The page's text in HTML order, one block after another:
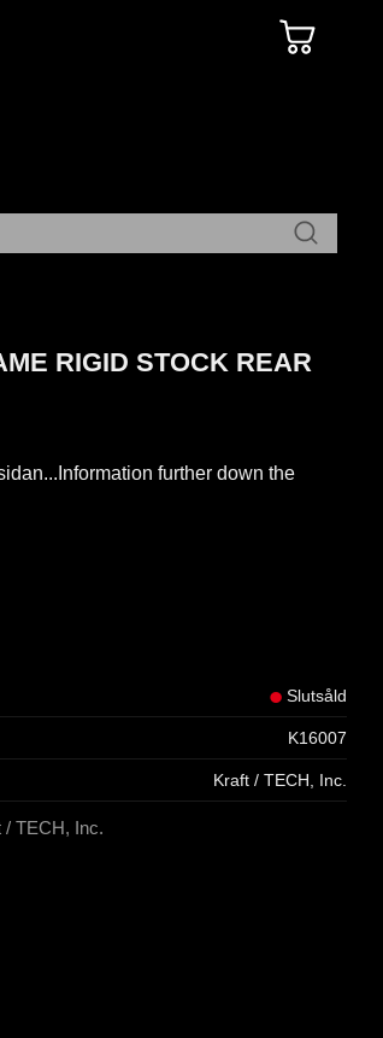
RIGID STOCK REAR
further down the
Slutsåld
K16007
Kraft / TECH, Inc.
/ TECH, Inc.